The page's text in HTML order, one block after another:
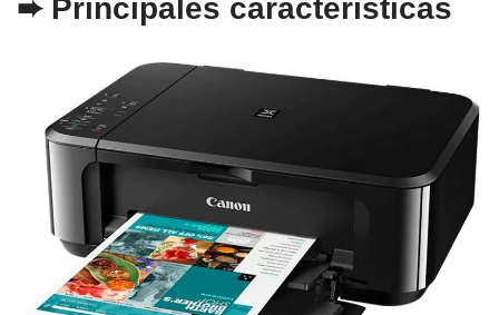
➨ Principales características